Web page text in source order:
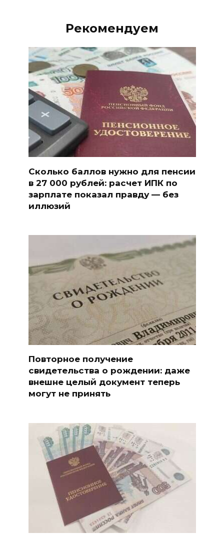
Рекомендуем
Сколько баллов нужно для пенсии
в 27 000 рублей: расчет ИПК по
зарплате показал правду — без
иллюзий
Повторное получение
свидетельства о рождении: даже
внешне целый документ теперь
могут не принять